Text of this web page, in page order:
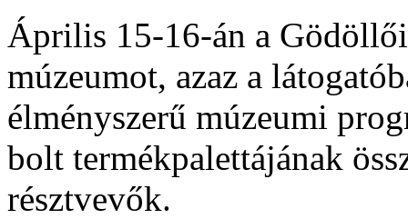
Április 15-16-án a
múzeumot, azaz a
élményszerű múzeumi
bolt termékpalettájának
résztvevők.